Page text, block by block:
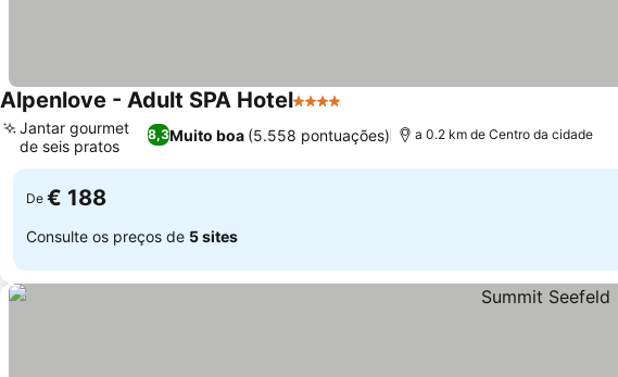
Alpenlove - Adult SPA Hotel4 Estrelas
8,3Muito boa (5.558 pontuações)
Jantar gourmet
de seis pratos
a 0.2 km de Centro da cidade
De € 188
Consulte os preços de 5 sites